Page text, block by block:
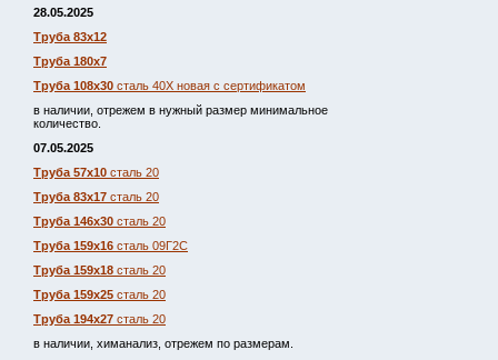
28.05.2025
Труба 83х12
Труба 180х7
Труба 108х30 сталь 40Х новая с сертификатом
в наличии, отрежем в нужный размер минимальное
количество.
07.05.2025
Труба 57х10 сталь 20
Труба 83х17 сталь 20
Труба 146х30 сталь 20
Труба 159х16 сталь 09Г2С
Труба 159х18 сталь 20
Труба 159х25 сталь 20
Труба 194х27 сталь 20
в наличии, химанализ, отрежем по размерам.